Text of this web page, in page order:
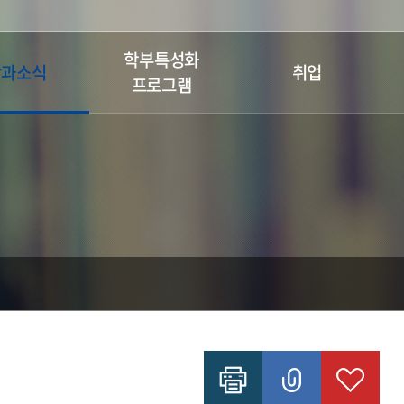
소식
학부특성화
프로그램
취업